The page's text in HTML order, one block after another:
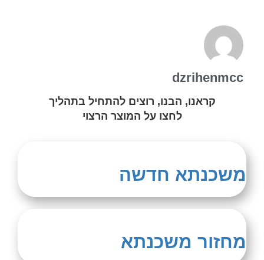
dzrihenmcc
קראנו, הבנו, רוצים להתחיל בתהליך
לחצו על המוצר הרצוי
משכנתא חדשה
מחזור משכנתא